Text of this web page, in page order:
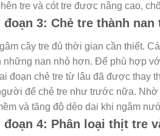
tre và cót tre được nâng cao,
đoạn 3: Chẻ tre thành nan
cây tre đủ thời gian cần thiết.
những nan nhỏ hơn. Để phù hợp
đoạn chẻ tre từ lâu đã được thay
để chẻ tre như trước nữa. Nhờ
và tăng độ dẻo dai khi ngâm
đoạn 4: Phân loại thịt tre